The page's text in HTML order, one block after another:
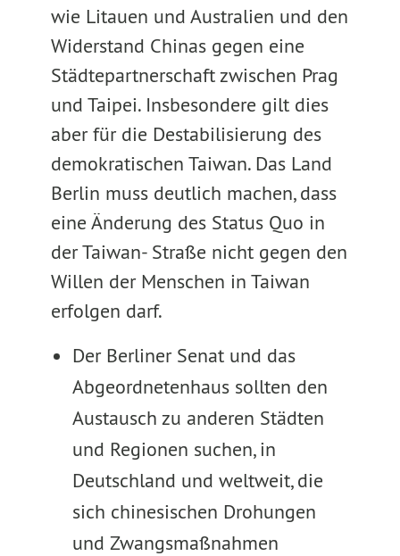
wie Litauen und Australien und den
Widerstand Chinas gegen eine
Städtepartnerschaft zwischen Prag
und Taipei. Insbesondere gilt dies
aber für die Destabilisierung des
demokratischen Taiwan. Das Land
Berlin muss deutlich machen, dass
eine Änderung des Status Quo in
der Taiwan- Straße nicht gegen den
Willen der Menschen in Taiwan
erfolgen darf.
Der Berliner Senat und das
Abgeordnetenhaus sollten den
Austausch zu anderen Städten
und Regionen suchen, in
Deutschland und weltweit, die
sich chinesischen Drohungen
und Zwangsmaßnahmen